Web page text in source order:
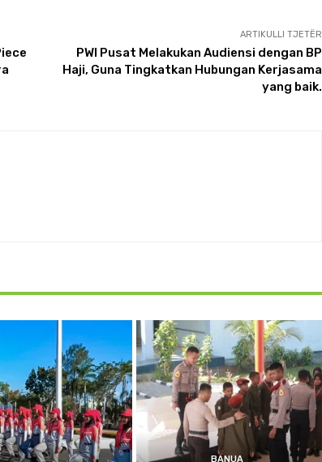
ARTIKULLI TJETËR
PWI Pusat Melakukan Audiensi dengan BP
Haji, Guna Tingkatkan Hubungan Kerjasama
yang baik.
BANUA